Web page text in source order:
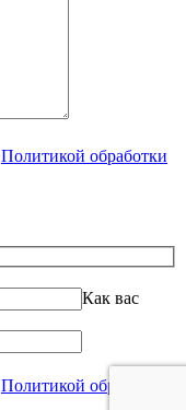
Политикой обработки
Как вас
Политикой обработки